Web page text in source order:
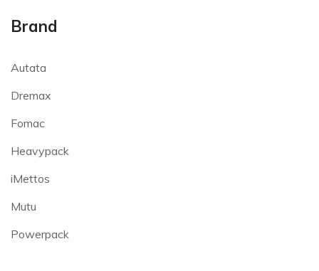
Brand
Autata
Dremax
Fomac
Heavypack
iMettos
Mutu
Powerpack